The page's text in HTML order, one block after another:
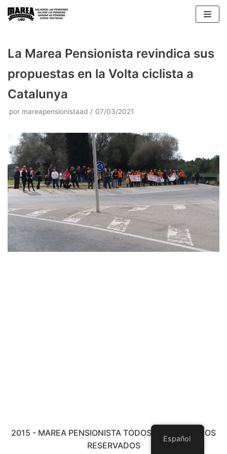
Saltar
La Marea Pensionista revindica sus
propuestas en la Volta ciclista a
Catalunya
por mareapensionistaad 07/03/2021
2015 - MAREA PENSIONISTA TODOS LOS DERECHOS
RESERVADOS
Español